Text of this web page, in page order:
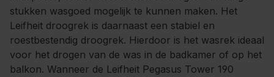
stukken wasgoed mogelijk te kunnen maken. Het
Leifheit droogrek is daarnaast een stabiel en
roestbestendig droogrek. Hierdoor is het wasrek ideaal
voor het drogen van de was in de badkamer of op het
balkon. Wanneer de Leifheit Pegasus Tower 190